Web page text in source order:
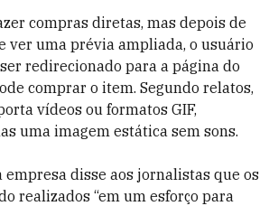
compras diretas, mas depois de
ver uma prévia ampliada, o usuário
redirecionado para a página do
comprar o item. Segundo relatos,
vídeos ou formatos GIF,
uma imagem estática sem sons.
empresa disse aos jornalistas que os
realizados “em um esforço para